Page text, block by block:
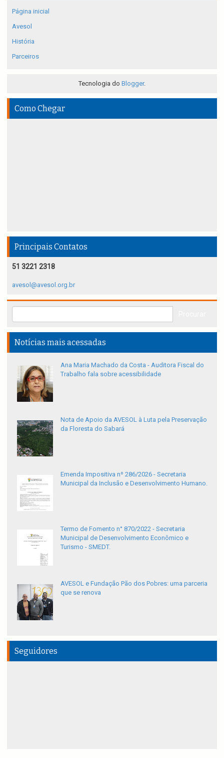
Página inicial
Avesol
História
Parceiros
Tecnologia do Blogger.
Como Chegar
Principais Contatos
51 3221 2318
avesol@avesol.org.br
Notícias mais acessadas
Ana Maria Machado da Costa - Auditora Fiscal do
Trabalho fala sobre acessibilidade
Nota de Apoio da AVESOL à Luta pela Preservação
da Floresta do Sabará
Emenda Impositiva nº 286/2026 - Secretaria
Municipal da Inclusão e Desenvolvimento Humano.
Termo de Fomento n° 870/2022 - Secretaria
Municipal de Desenvolvimento Econômico e
Turismo - SMEDT.
AVESOL e Fundação Pão dos Pobres: uma parceria
que se renova
Seguidores